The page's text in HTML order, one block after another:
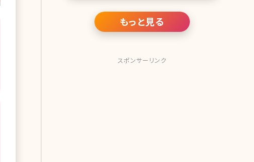
なるための方法に
もっと見る
スポンサーリンク